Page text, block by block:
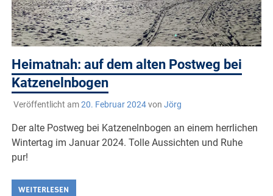
Heimatnah: auf dem alten Postweg bei
Katzenelnbogen
Veröffentlicht am20. Februar 2024von Jörg
Der alte Postweg bei Katzenelnbogen an einem herrlichen
Wintertag im Januar 2024. Tolle Aussichten und Ruhe
pur!
WEITERLESEN